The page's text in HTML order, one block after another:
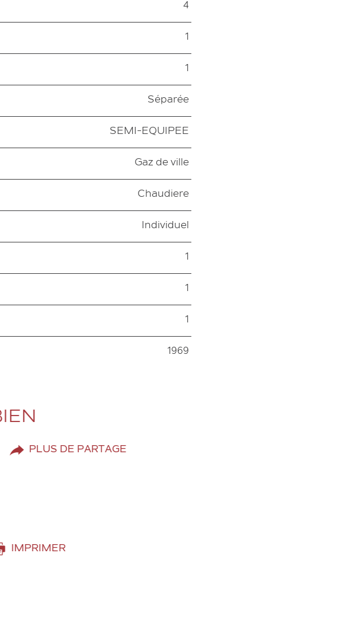
4
1
1
Séparée
SEMI-EQUIPEE
Gaz de ville
Chaudiere
Individuel
1
1
1
1969
PLUS DE PARTAGE
IMPRIMER